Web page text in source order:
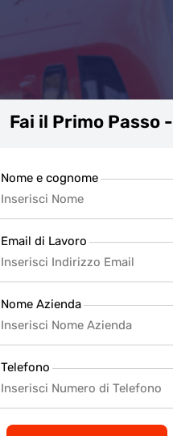
Fai il Primo Passo -
Nome e cognome
Email di Lavoro
Nome Azienda
Telefono